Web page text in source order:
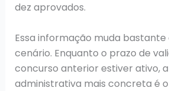
dez aprovados.
Essa informação muda bastante
cenário. Enquanto o prazo de
concurso anterior estiver ativo,
administrativa mais concreta é